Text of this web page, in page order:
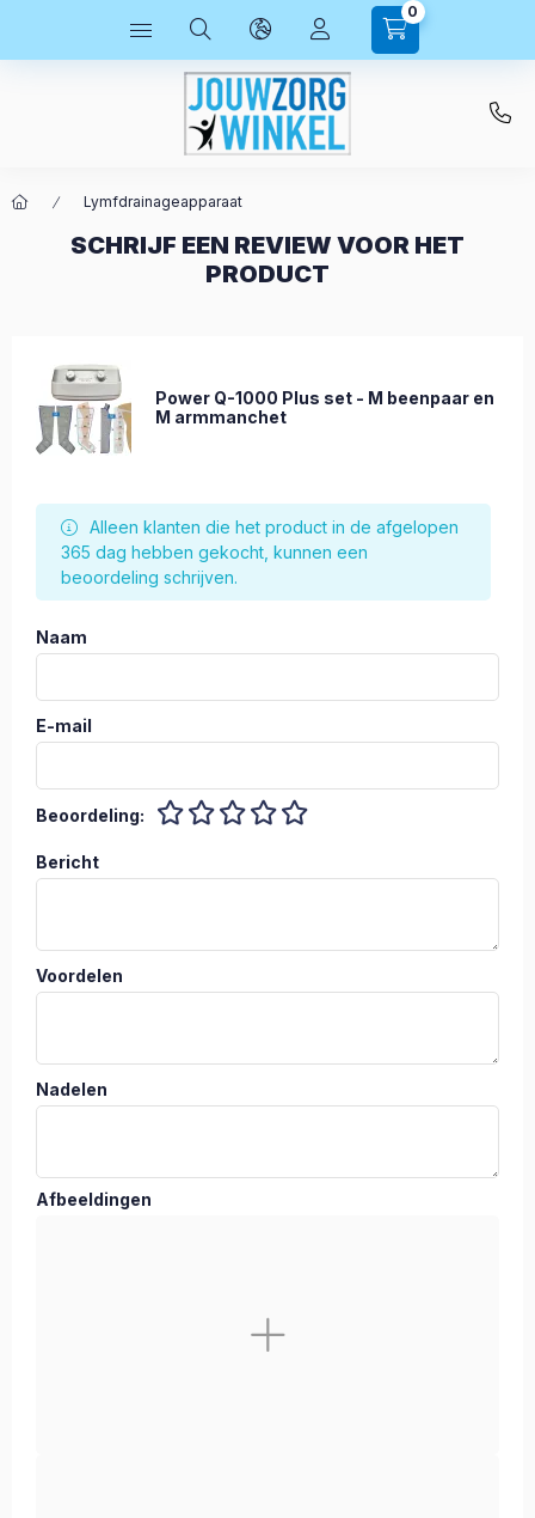
0
Lymfdrainageapparaat
SCHRIJF EEN REVIEW VOOR HET
PRODUCT
Power Q-1000 Plus set - M beenpaar en
M armmanchet
Alleen klanten die het product in de afgelopen
365 dag hebben gekocht, kunnen een
beoordeling schrijven.
Naam
E-mail
Beoordeling:
Bericht
Voordelen
Nadelen
Afbeeldingen